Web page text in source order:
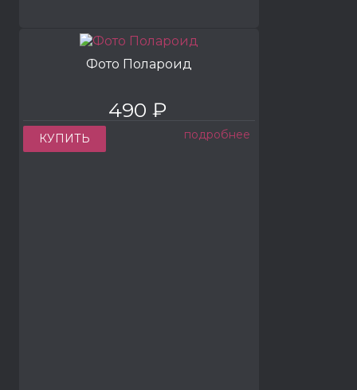
Фото Полароид
490 ₽
КУПИТЬ подробнее